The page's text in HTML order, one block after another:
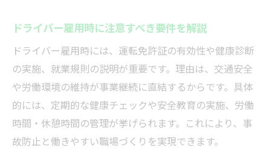
ドライバー雇用時に注意すべき要件を解説
ドライバー雇用時には、運転免許証の有効性や健康診断
の実施、就業規則の説明が重要です。理由は、交通安全
や労働環境の維持が事業継続に直結するからです。具体
的には、定期的な健康チェックや安全教育の実施、労働
時間・休憩時間の管理が挙げられます。これにより、事
故防止と働きやすい職場づくりを実現できます。